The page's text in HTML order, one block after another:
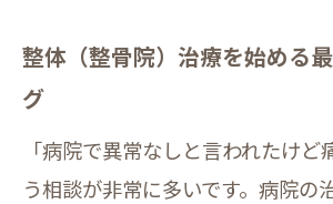
整体（整骨院）治療を始める
グ
「病院で異常なしと言われたけ
う相談が非常に多いです。病院の